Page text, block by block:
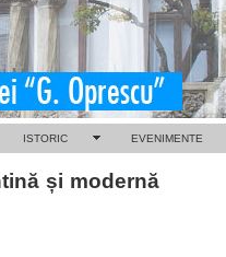
ISTORIC EVENIMENTE
și modernă